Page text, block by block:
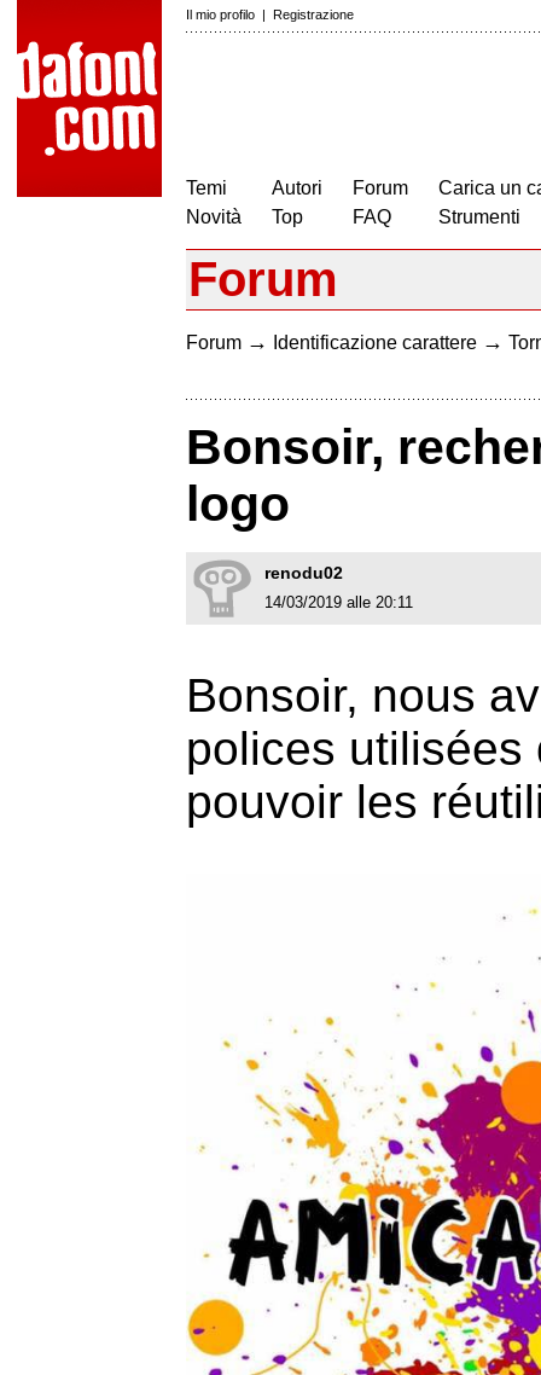
Il mio profilo | Registrazione
Temi
Novità
Autori
Top
Forum
FAQ
Carica un
Strumenti
Forum
Forum → Identificazione carattere →
Bonsoir,
logo
renodu02
14/03/2019 alle 20:11
Bonsoir, nous
polices utilisées
pouvoir les